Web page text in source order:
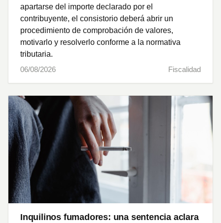
apartarse del importe declarado por el
contribuyente, el consistorio deberá abrir un
procedimiento de comprobación de valores,
motivarlo y resolverlo conforme a la normativa
tributaria.
06/08/2026
Fiscalidad
Inquilinos fumadores: una sentencia aclara